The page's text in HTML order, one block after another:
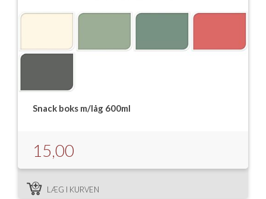
Snack boks m/låg 600ml
15,00
LÆG I KURVEN